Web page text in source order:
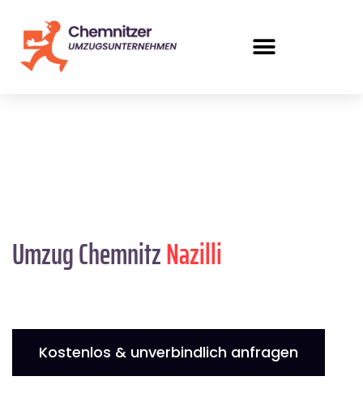
Umzug ChemnitzNazilli
Kostenlos & unverbindlich anfragen